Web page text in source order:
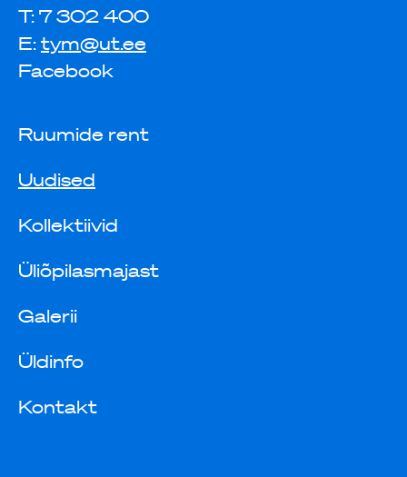
T: 7 302 400
E: tym@ut.ee
Facebook
Ruumide rent
Uudised
Kollektiivid
Üliõpilasmajast
Galerii
Üldinfo
Kontakt